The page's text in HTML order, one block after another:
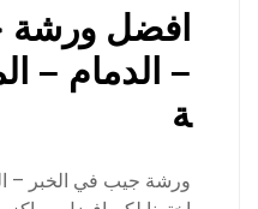
افضل ورشة
– الدمام –
ة
ورشة جيب في الخبر –